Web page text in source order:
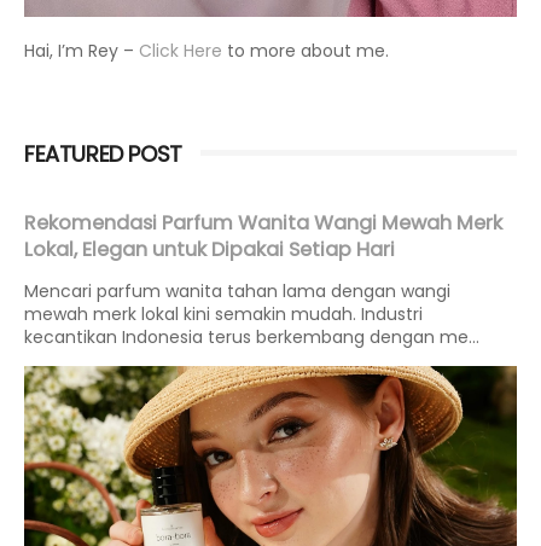
Hai, I’m Rey – Click Here to more about me.
FEATURED POST
Rekomendasi Parfum Wanita Wangi Mewah Merk
Lokal, Elegan untuk Dipakai Setiap Hari
Mencari parfum wanita tahan lama dengan wangi
mewah merk lokal kini semakin mudah. Industri
kecantikan Indonesia terus berkembang dengan me...